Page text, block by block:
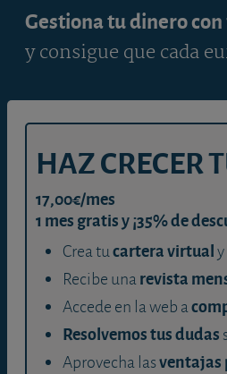
Gestiona tu dinero
y consigue que cada
HAZ CRECER
17,00€/mes
1 mes gratis y ¡35% de
Crea tucartera virtual
Recibe unarevista
Accede en la web a
Resolvemos tus dudas
Aprovecha lasventajas